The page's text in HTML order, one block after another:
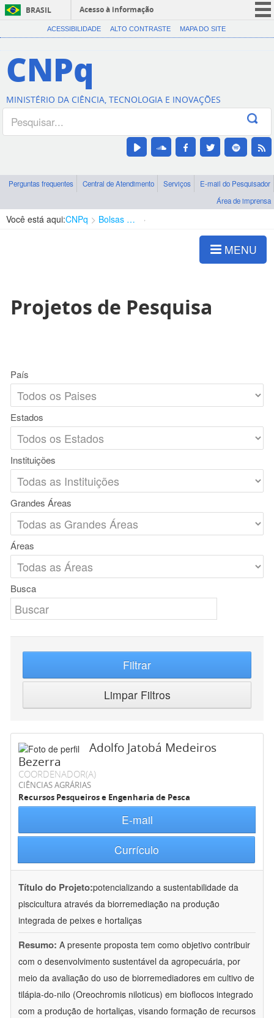
BRASIL
Acesso à informação
CORONAVÍRUS (COVID-19)
Canais
ACESSIBILIDADE ALTO CONTRASTE MAPA DO SITE
CNPq
MINISTÉRIO DA CIÊNCIA, TECNOLOGIA E INOVAÇÕES
Perguntas frequentes Central de Atendimento Serviços
E-mail do Pesquisador
Área de imprensa
Você está aqui:CNPq Bolsas e Auxílios Vigentes
MENU
Projetos de Pesquisa
País
Estados
Instituições
Grandes Áreas
Áreas
Busca
Filtrar
Limpar Filtros
Adolfo Jatobá Medeiros
Bezerra
COORDENADOR(A)
CIÊNCIAS AGRÁRIAS
Recursos Pesqueiros e Engenharia de Pesca
E-mail
Currículo
Título do Projeto:potencializando a sustentabilidade da
piscicultura através da biorremediação na produção
integrada de peixes e hortaliças
Resumo: A presente proposta tem como objetivo contribuir
com o desenvolvimento sustentável da agropecuária, por
meio da avaliação do uso de biorremediadores em cultivo de
tilápia-do-nilo (Oreochromis niloticus) em bioflocos integrado
com a produção de hortaliças, visando formação de recursos